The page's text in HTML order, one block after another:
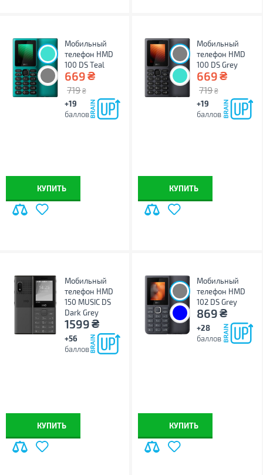
Мобильный
телефон HMD
100 DS Teal
669₴
719 ₴
+19
баллов
КУПИТЬ
Мобильный
телефон HMD
100 DS Grey
669₴
719 ₴
+19
баллов
КУПИТЬ
Мобильный
телефон HMD
150 MUSIC DS
Dark Grey
1599₴
+56
баллов
КУПИТЬ
Мобильный
телефон HMD
102 DS Grey
869₴
+28
баллов
КУПИТЬ